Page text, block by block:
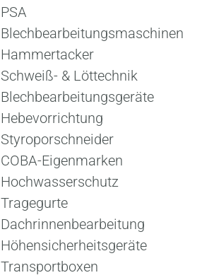
PSA
Blechbearbeitungsmaschinen
Hammertacker
Schweiß- & Löttechnik
Blechbearbeitungsgeräte
Hebevorrichtung
Styroporschneider
COBA-Eigenmarken
Hochwasserschutz
Tragegurte
Dachrinnenbearbeitung
Höhensicherheitsgeräte
Transportboxen